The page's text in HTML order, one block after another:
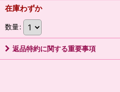
在庫わずか
数量:
返品特約に関する重要事項